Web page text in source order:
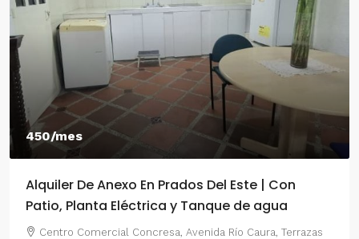
450/mes
Alquiler De Anexo En Prados Del Este | Con
Patio, Planta Eléctrica y Tanque de agua
Centro Comercial Concresa, Avenida Río Caura, Terrazas